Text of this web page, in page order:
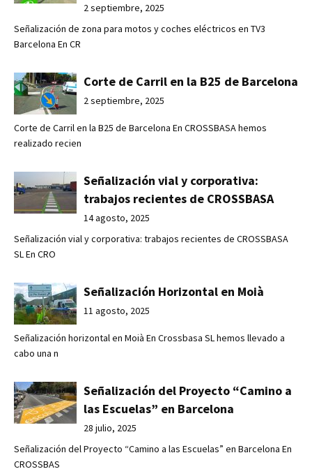
2 septiembre, 2025
Señalización de zona para motos y coches eléctricos en TV3
Barcelona En CR
Corte de Carril en la B25 de Barcelona
2 septiembre, 2025
Corte de Carril en la B25 de Barcelona En CROSSBASA hemos
realizado recien
Señalización vial y corporativa:
trabajos recientes de CROSSBASA
14 agosto, 2025
Señalización vial y corporativa: trabajos recientes de CROSSBASA
SL En CRO
Señalización Horizontal en Moià
11 agosto, 2025
Señalización horizontal en Moià En Crossbasa SL hemos llevado a
cabo una n
Señalización del Proyecto “Camino a
las Escuelas” en Barcelona
28 julio, 2025
Señalización del Proyecto “Camino a las Escuelas” en Barcelona En
CROSSBAS